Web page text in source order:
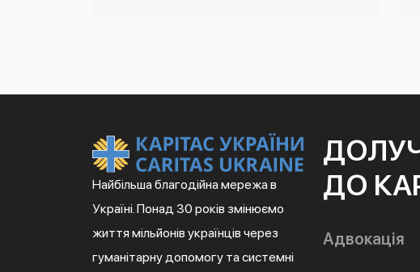
Найбільша благодійна мережа в
Україні. Понад 30 років змінюємо
життя мільйонів українців через
гуманітарну допомогу та системні
ДО
Адвокація